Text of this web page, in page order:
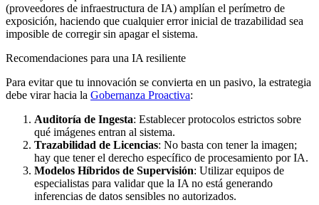
(proveedores de infraestructura de IA) amplían el perímetro de
exposición, haciendo que cualquier error inicial de trazabilidad sea
imposible de corregir sin apagar el sistema.
Recomendaciones para una IA resiliente
Para evitar que tu innovación se convierta en un pasivo, la estrategia
debe virar hacia la Gobernanza Proactiva:
Auditoría de Ingesta: Establecer protocolos estrictos sobre
qué imágenes entran al sistema.
Trazabilidad de Licencias: No basta con tener la imagen;
hay que tener el derecho específico de procesamiento por IA.
Modelos Híbridos de Supervisión: Utilizar equipos de
especialistas para validar que la IA no está generando
inferencias de datos sensibles no autorizados.